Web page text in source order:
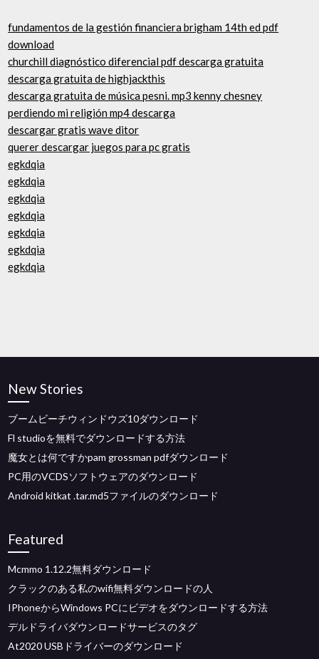
fundamentos de la gestión financiera brigham 14th ed pdf
download
churchill diagnóstico diferencial pdf descarga gratuita
descarga gratuita de highjackthis
descarga gratuita de música pesni. mp3 kenny chesney
perdiendo mi religión mp4 descarga
descargar gratis wave ditor
querer descargar juegos para pc gratis
egkdqia
egkdqia
egkdqia
egkdqia
egkdqia
egkdqia
egkdqia
New Stories
ブームビーチウィンドウズ10ダウンロード
Fl studioを無料でダウンロードする方法
魔女とは何ですかpam grossman pdfダウンロード
PC用のVCDSソフトウェアのダウンロード
Android kitkat .tar.md5ファイルのダウンロード
Featured
Mcmmo 1.12.2無料ダウンロード
クラックのある私のwifi無料ダウンロードの人
IPhoneからWindows PCにビデオをダウンロードする方法
デルドライバダウンロードサービスのタグ
At2020 USBドライバーのダウンロード